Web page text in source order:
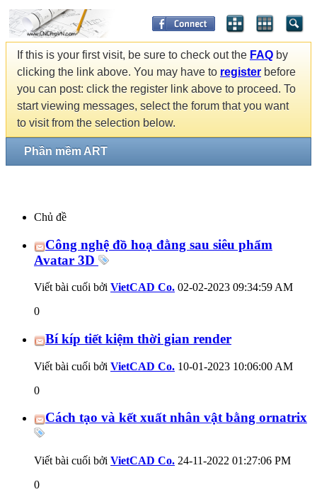
If this is your first visit, be sure to check out the FAQ by
clicking the link above. You may have to register before
you can post: click the register link above to proceed. To
start viewing messages, select the forum that you want
to visit from the selection below.
Phần mềm ART
Chủ đề
Công nghệ đồ hoạ đằng sau siêu phẩm
Avatar 3D
Viết bài cuối bởi VietCAD Co. 02-02-2023 09:34:59 AM
0
Bí kíp tiết kiệm thời gian render
Viết bài cuối bởi VietCAD Co. 10-01-2023 10:06:00 AM
0
Cách tạo và kết xuất nhân vật bằng ornatrix
Viết bài cuối bởi VietCAD Co. 24-11-2022 01:27:06 PM
0